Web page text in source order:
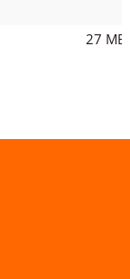
27 MB